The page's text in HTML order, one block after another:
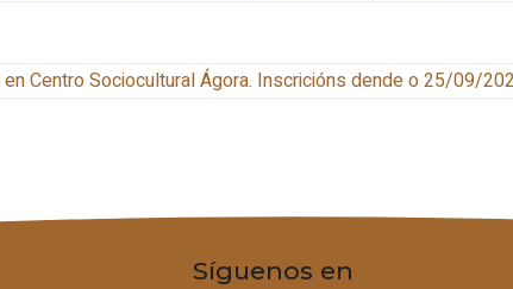
en Centro Sociocultural Ágora. Inscricións dende o 25/09/
Síguenos en